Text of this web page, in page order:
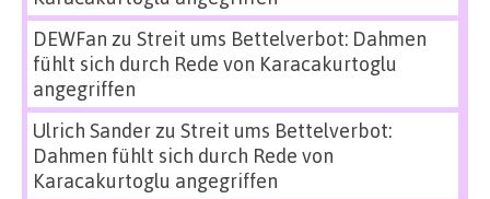
DEWFan zu Streit ums Bettelverbot: Dahmen
fühlt sich durch Rede von Karacakurtoglu
angegriffen
Ulrich Sanderzu Streit ums Bettelverbot:
Dahmen fühlt sich durch Rede von
Karacakurtoglu angegriffen